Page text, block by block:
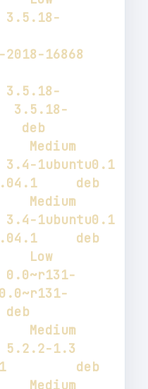
16868
3.5.18-
deb
1ubuntu0.1
deb
1ubuntu0.1
deb
1.3
deb